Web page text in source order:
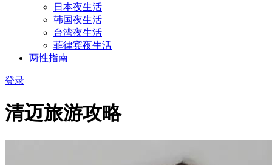
日本夜生活
韩国夜生活
台湾夜生活
菲律宾夜生活
两性指南
登录
清迈旅游攻略